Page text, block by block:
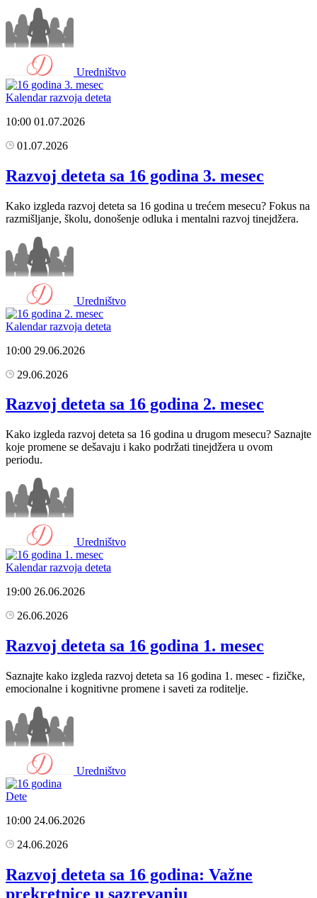
Uredništvo
Kalendar razvoja deteta
10:00 01.07.2026
01.07.2026
Razvoj deteta sa 16 godina 3. mesec
Kako izgleda razvoj deteta sa 16 godina u trećem mesecu? Fokus na
razmišljanje, školu, donošenje odluka i mentalni razvoj tinejdžera.
Uredništvo
Kalendar razvoja deteta
10:00 29.06.2026
29.06.2026
Razvoj deteta sa 16 godina 2. mesec
Kako izgleda razvoj deteta sa 16 godina u drugom mesecu? Saznajte
koje promene se dešavaju i kako podržati tinejdžera u ovom
periodu.
Uredništvo
Kalendar razvoja deteta
19:00 26.06.2026
26.06.2026
Razvoj deteta sa 16 godina 1. mesec
Saznajte kako izgleda razvoj deteta sa 16 godina 1. mesec - fizičke,
emocionalne i kognitivne promene i saveti za roditelje.
Uredništvo
Dete
10:00 24.06.2026
24.06.2026
Razvoj deteta sa 16 godina: Važne
prekretnice u sazrevanju